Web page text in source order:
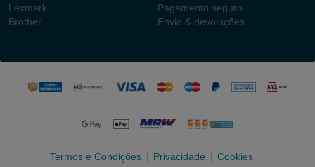
Lexmark
Brother
Pagamento seguro
Envio & devoluções
Termos e Condições Privacidade Cookies